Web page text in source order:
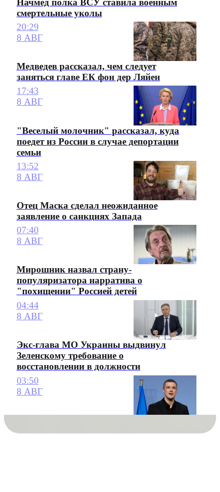
смертельные уколы
20:29
8 АВГ
Медведев рассказал, чем следует
заняться главе ЕК фон дер Ляйен
17:43
8 АВГ
"Веселый молочник" рассказал, куда
поедет из России в случае депортации
семьи
13:52
8 АВГ
Отец Маска сделал неожиданное
заявление о санкциях Запада
07:40
8 АВГ
Мирошник назвал страну-
популяризатора нарратива о
"похищении" Россией детей
04:44
8 АВГ
Экс-глава МО Украины выдвинул
Зеленскому требование о
восстановлении в должности
03:50
8 АВГ